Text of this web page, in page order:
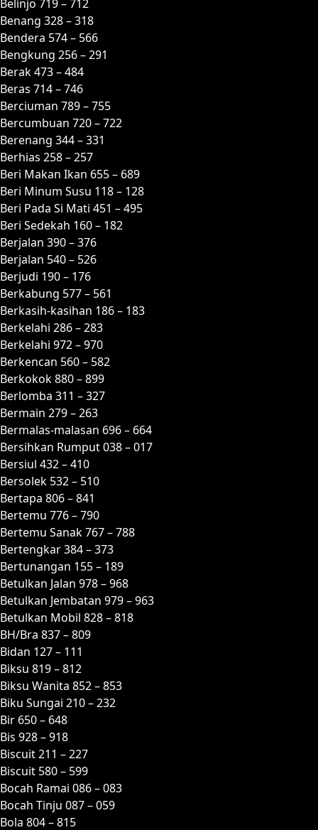
Belinjo 719 – 712
Benang 328 – 318
Bendera 574 – 566
Bengkung 256 – 291
Berak 473 – 484
Beras 714 – 746
Berciuman 789 – 755
Bercumbuan 720 – 722
Berenang 344 – 331
Berhias 258 – 257
Beri Makan Ikan 655 – 689
Beri Minum Susu 118 – 128
Beri Pada Si Mati 451 – 495
Beri Sedekah 160 – 182
Berjalan 390 – 376
Berjalan 540 – 526
Berjudi 190 – 176
Berkabung 577 – 561
Berkasih-kasihan 186 – 183
Berkelahi 286 – 283
Berkelahi 972 – 970
Berkencan 560 – 582
Berkokok 880 – 899
Berlomba 311 – 327
Bermain 279 – 263
Bermalas-malasan 696 – 664
Bersihkan Rumput 038 – 017
Bersiul 432 – 410
Bersolek 532 – 510
Bertapa 806 – 841
Bertemu 776 – 790
Bertemu Sanak 767 – 788
Bertengkar 384 – 373
Bertunangan 155 – 189
Betulkan Jalan 978 – 968
Betulkan Jembatan 979 – 963
Betulkan Mobil 828 – 818
BH/Bra 837 – 809
Bidan 127 – 111
Biksu 819 – 812
Biksu Wanita 852 – 853
Biku Sungai 210 – 232
Bir 650 – 648
Bis 928 – 918
Biscuit 211 – 227
Biscuit 580 – 599
Bocah Ramai 086 – 083
Bocah Tinju 087 – 059
Bola 804 – 815